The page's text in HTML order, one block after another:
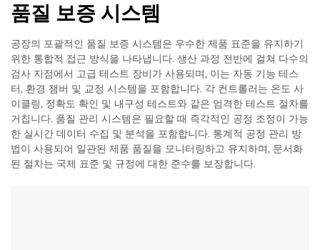
품질 보증 시스템
공장의 포괄적인 품질 보증 시스템은 우수한 제품 표준을 유지하기
위한 통합적 접근 방식을 나타냅니다. 생산 과정 전반에 걸쳐 다수의
검사 지점에서 고급 테스트 장비가 사용되며, 이는 자동 기능 테스
터, 환경 챔버 및 교정 시스템을 포함합니다. 각 컨트롤러는 온도 사
이클링, 정확도 확인 및 내구성 테스트와 같은 엄격한 테스트 절차를
거칩니다. 품질 관리 시스템은 필요할 때 즉각적인 공정 조정이 가능
한 실시간 데이터 수집 및 분석을 포함합니다. 통계적 공정 관리 방
법이 사용되어 일관된 제품 품질을 모니터링하고 유지하며, 문서화
된 절차는 국제 표준 및 규정에 대한 준수를 보장합니다.